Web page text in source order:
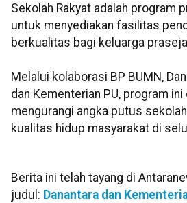
‎Sekolah Rakyat adalah program
untuk menyediakan fasilitas
berkualitas bagi keluarga
‎Melalui kolaborasi BP BUMN,
dan Kementerian PU, program
mengurangi angka putus
kualitas hidup masyarakat di
Berita ini telah tayang di
judul: Danantara dan